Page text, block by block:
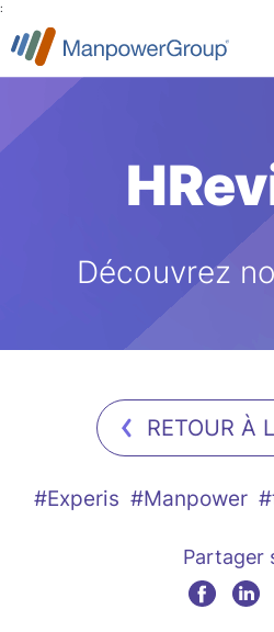
:
Découvrez
RETOUR À
#Experis #Manpower
Partager